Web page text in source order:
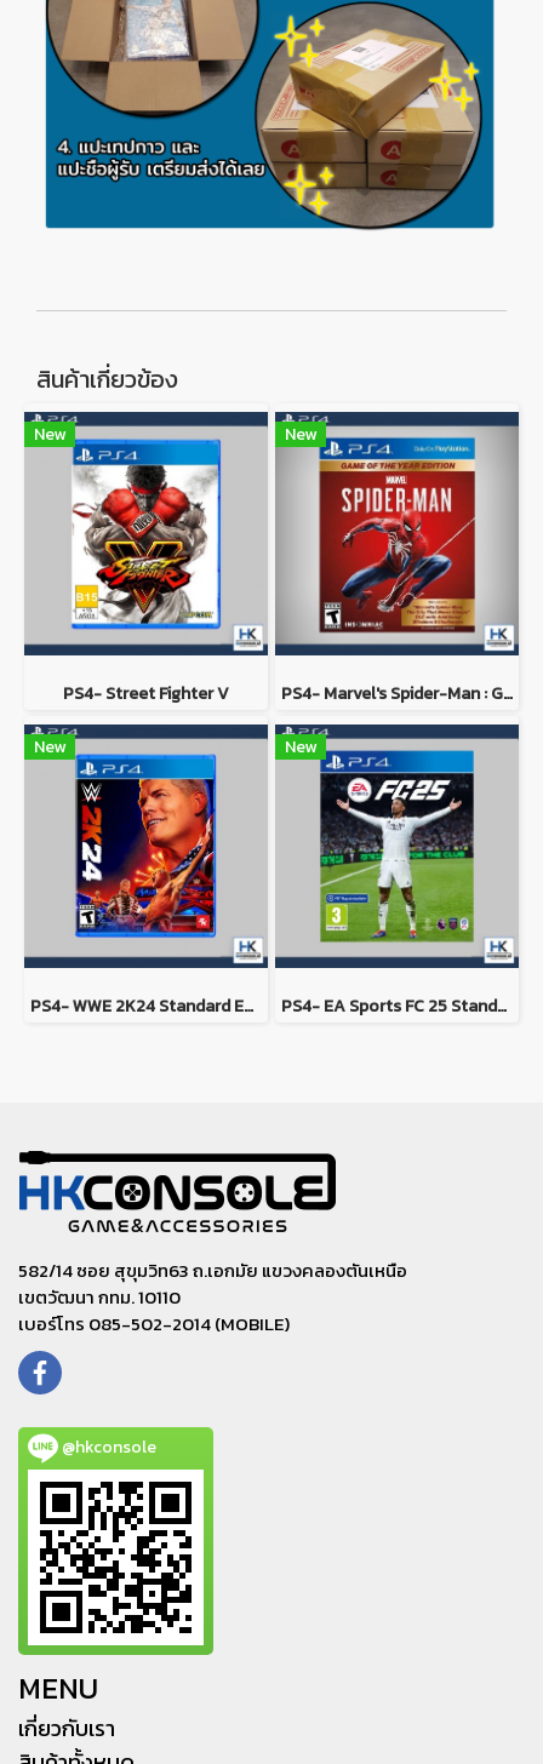
สินค้าเกี่ยวข้อง
New
PS4- Street Fighter V
New
PS4- Marvel's Spider-Man : Game of the Year Edition
New
PS4- WWE 2K24 Standard Edition
New
PS4- EA Sports FC 25 Standard Edition
582/14 ซอย สุขุมวิท63 ถ.เอกมัย แขวงคลองตันเหนือ
เขตวัฒนา กทม. 10110
เบอร์โทร 085-502-2014 (MOBILE)
@hkconsole
MENU
เกี่ยวกับเรา